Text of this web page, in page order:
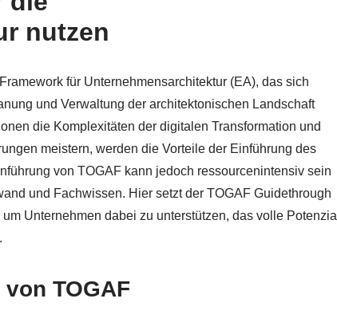
nutzen
für Unternehmensarchitektur (EA), das sich
und Verwaltung der architektonischen Landschaft
die Komplexitäten der digitalen Transformation und
meistern, werden die Vorteile der Einführung des
von TOGAF kann jedoch ressourcenintensiv sein
und Fachwissen. Hier setzt der TOGAF Guidethrough
Unternehmen dabei zu unterstützen, das volle Potenzial
TOGAF